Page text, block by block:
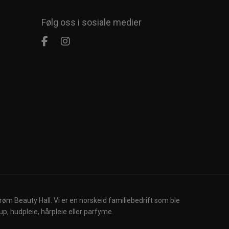
Følg oss i sosiale medier
Beauty Hall. Vi er en norskeid familiebedrift som ble
hudpleie, hårpleie eller parfyme.